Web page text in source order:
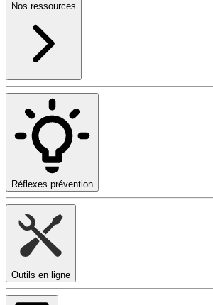
Nos ressources
Réflexes prévention
Outils en ligne